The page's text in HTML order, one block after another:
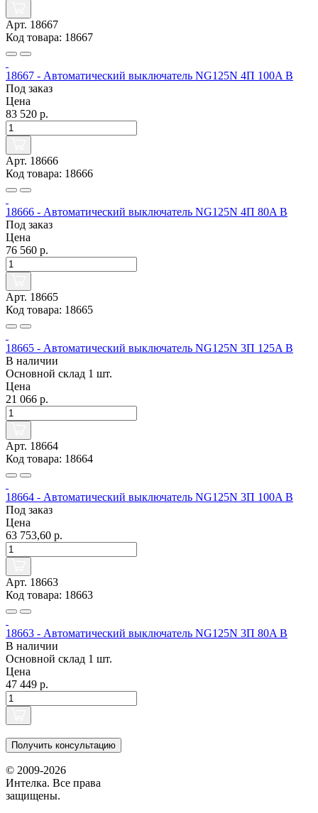
Арт. 18667
Код товара: 18667
18667 - Автоматический выключатель NG125N 4П 100A B
Под заказ
Цена
83 520 р.
Арт. 18666
Код товара: 18666
18666 - Автоматический выключатель NG125N 4П 80A B
Под заказ
Цена
76 560 р.
Арт. 18665
Код товара: 18665
18665 - Автоматический выключатель NG125N 3П 125A B
В наличии
Основной склад 1 шт.
Цена
21 066 р.
Арт. 18664
Код товара: 18664
18664 - Автоматический выключатель NG125N 3П 100A B
Под заказ
Цена
63 753,60 р.
Арт. 18663
Код товара: 18663
18663 - Автоматический выключатель NG125N 3П 80A B
В наличии
Основной склад 1 шт.
Цена
47 449 р.
Получить консультацию
© 2009-2026
Интелка. Все права
защищены.